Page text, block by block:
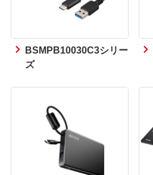
BSMPB10030C3シリー
ズ